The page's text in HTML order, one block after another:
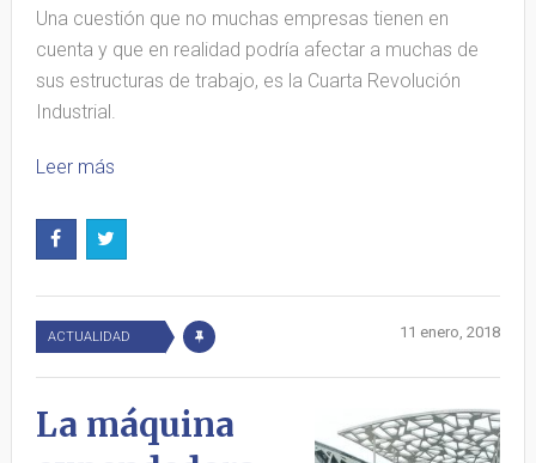
Una cuestión que no muchas empresas tienen en
cuenta y que en realidad podría afectar a muchas de
sus estructuras de trabajo, es la Cuarta Revolución
Industrial.
Leer más
ACTUALIDAD 11 enero, 2018
La máquina